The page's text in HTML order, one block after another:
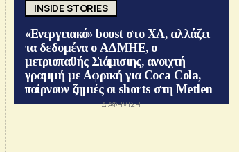
INSIDE STORIES
«Ενεργειακό» boost στο ΧΑ, αλλάζει
τα δεδομένα ο ΑΔΜΗΕ, ο
μετριοπαθής Σιάμισιης, ανοιχτή
γραμμή με Αφρική για Coca Cola,
παίρνουν ζημιές οι shorts στη Metlen